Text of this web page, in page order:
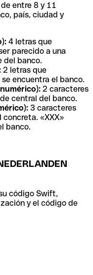
entre 8 y 11
país, ciudad y
4 letras que
parecido a una
del banco.
2 letras que
encuentra el banco.
2 caracteres
central del banco.
3 caracteres
«XXX»
banco.
código Swift,
y el código de